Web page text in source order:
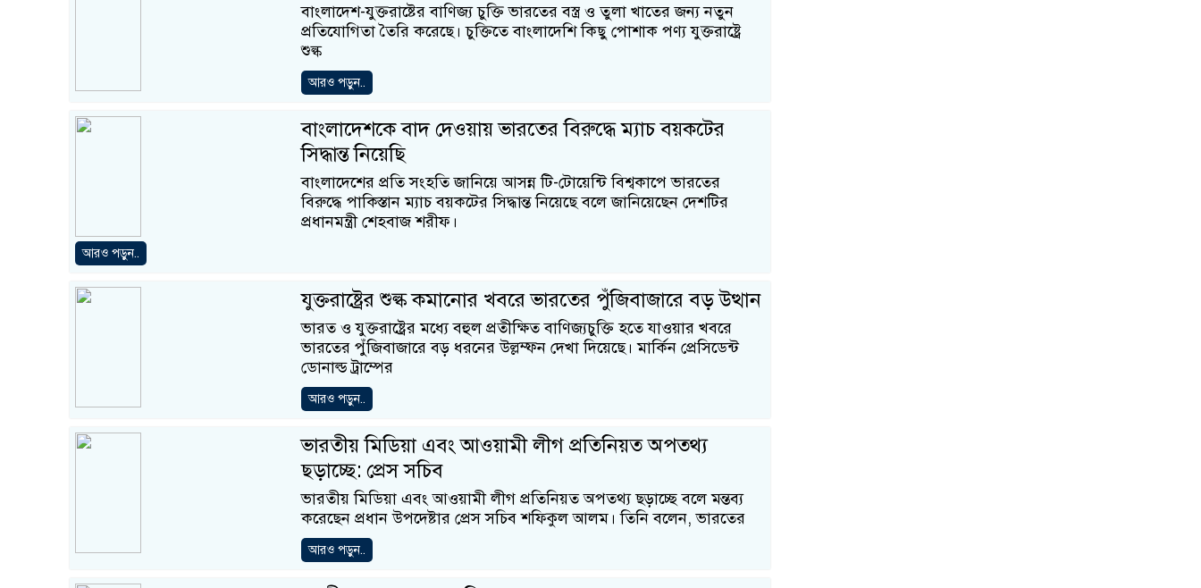
বাংলাদেশ-যুক্তরাষ্টের বাণিজ্য চুক্তি ভারতের বস্ত্র ও তুলা খাতের জন্য নতুন
প্রতিযোগিতা তৈরি করেছে। চুক্তিতে বাংলাদেশি কিছু পোশাক পণ্য যুক্তরাষ্ট্রে
শুল্ক
আরও পড়ুন..
বাংলাদেশকে বাদ দেওয়ায় ভারতের বিরুদ্ধে ম্যাচ বয়কটের
সিদ্ধান্ত নিয়েছি
বাংলাদেশের প্রতি সংহতি জানিয়ে আসন্ন টি-টোয়েন্টি বিশ্বকাপে ভারতের
বিরুদ্ধে পাকিস্তান ম্যাচ বয়কটের সিদ্ধান্ত নিয়েছে বলে জানিয়েছেন দেশটির
প্রধানমন্ত্রী শেহবাজ শরীফ।
আরও পড়ুন..
যুক্তরাষ্ট্রের শুল্ক কমানোর খবরে ভারতের পুঁজিবাজারে বড় উত্থান
ভারত ও যুক্তরাষ্ট্রের মধ্যে বহুল প্রতীক্ষিত বাণিজ্যচুক্তি হতে যাওয়ার খবরে
ভারতের পুঁজিবাজারে বড় ধরনের উল্লম্ফন দেখা দিয়েছে। মার্কিন প্রেসিডেন্ট
ডোনাল্ড ট্রাম্পের
আরও পড়ুন..
ভারতীয় মিডিয়া এবং আওয়ামী লীগ প্রতিনিয়ত অপতথ্য
ছড়াচ্ছে: প্রেস সচিব
ভারতীয় মিডিয়া এবং আওয়ামী লীগ প্রতিনিয়ত অপতথ্য ছড়াচ্ছে বলে মন্তব্য
করেছেন প্রধান উপদেষ্টার প্রেস সচিব শফিকুল আলম। তিনি বলেন, ভারতের
আরও পড়ুন..